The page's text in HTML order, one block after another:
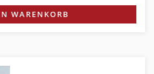
WARENKORB